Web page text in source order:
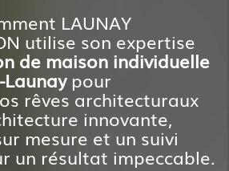
LAUNAY
utilise son expertise
de maison individuelle
pour
rêves architecturaux
innovante,
mesure et un suivi
un résultat impeccable.